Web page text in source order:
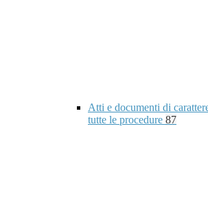
Atti e documenti di
tutte le procedure 87